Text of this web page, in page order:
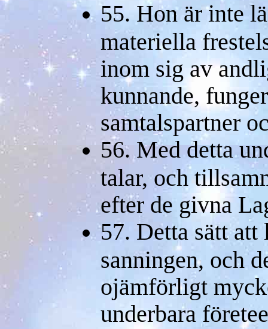
55. Hon är inte
materiella
inom sig av
kunnande,
samtalspartner
56. Med detta
talar, och
efter de givna
57. Detta sätt
sanningen, och
ojämförligt
underbara